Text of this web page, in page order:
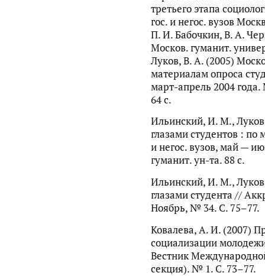
третьего этапа
гос. и негос. вузов
П. И. Бабочкин, В. А.
Москов. гуманит.
Луков, В. А. (2005)
материалам опроса
март-апрель 2004
64 с.
Ильинский, И. М.,
глазами студентов : по
и негос. вузов, май —
гуманит. ун-та. 88 с.
Ильинский, И. М.,
глазами студента //
Ноябрь, № 34. С. 75–77.
Ковалева, А. И. (2007)
социализации
Вестник
секция). № 1. С. 73–77.